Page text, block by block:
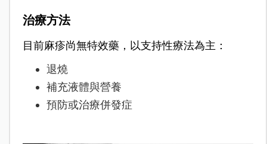
治療方法
目前麻疹尚無特效藥，以支持性療法為主：
退燒
補充液體與營養
預防或治療併發症